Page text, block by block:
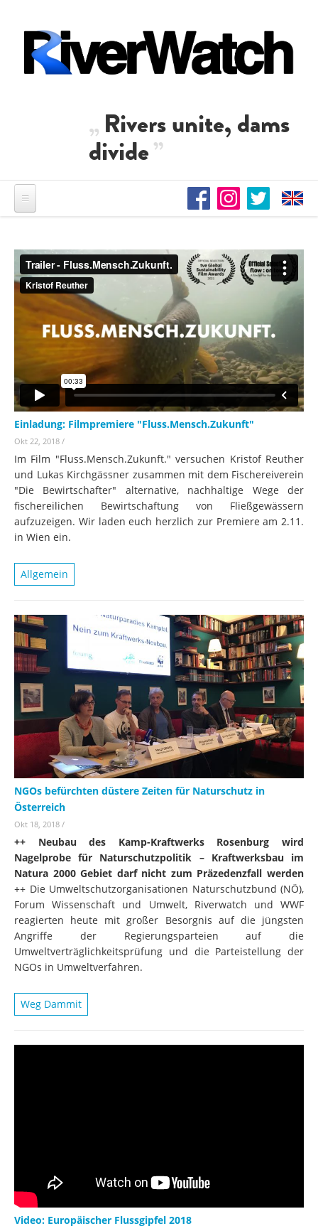
Rivers unite, dams
divide
Einladung: Filmpremiere "Fluss.Mensch.Zukunft"
Okt 22, 2018 /
Im Film "Fluss.Mensch.Zukunft." versuchen Kristof Reuther
und Lukas Kirchgässner zusammen mit dem Fischereiverein
"Die Bewirtschafter" alternative, nachhaltige Wege der
fischereilichen Bewirtschaftung von Fließgewässern
aufzuzeigen. Wir laden euch herzlich zur Premiere am 2.11.
in Wien ein.
Allgemein
NGOs befürchten düstere Zeiten für Naturschutz in
Österreich
Okt 18, 2018 /
++ Neubau des Kamp-Kraftwerks Rosenburg wird
Nagelprobe für Naturschutzpolitik – Kraftwerksbau im
Natura 2000 Gebiet darf nicht zum Präzedenzfall werden
++ Die Umweltschutzorganisationen Naturschutzbund (NÖ),
Forum Wissenschaft und Umwelt, Riverwatch und WWF
reagierten heute mit großer Besorgnis auf die jüngsten
Angriffe der Regierungsparteien auf die
Umweltverträglichkeitsprüfung und die Parteistellung der
NGOs in Umweltverfahren.
Weg Dammit
Video: Europäischer Flussgipfel 2018